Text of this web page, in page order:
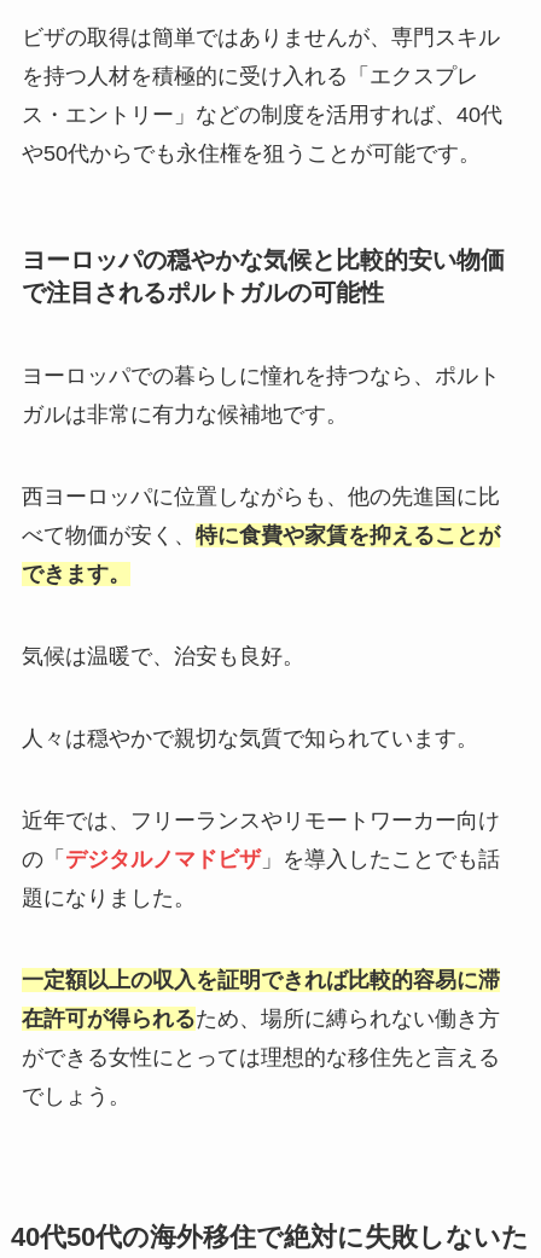
ビザの取得は簡単ではありませんが、専門スキル
を持つ人材を積極的に受け入れる「エクスプレ
ス・エントリー」などの制度を活用すれば、40代
や50代からでも永住権を狙うことが可能です。
ヨーロッパの穏やかな気候と比較的安い物価
で注目されるポルトガルの可能性
ヨーロッパでの暮らしに憧れを持つなら、ポルト
ガルは非常に有力な候補地です。
西ヨーロッパに位置しながらも、他の先進国に比
べて物価が安く、 特に食費や家賃を抑えることが
できます。
気候は温暖で、治安も良好。
人々は穏やかで親切な気質で知られています。
近年では、フリーランスやリモートワーカー向け
の「 デジタルノマドビザ」を導入したことでも話
題になりました。
一定額以上の収入を証明できれば比較的容易に滞
在許可が得られるため、場所に縛られない働き方
ができる女性にとっては理想的な移住先と言える
でしょう。
40代50代の海外移住で絶対に失敗しないた